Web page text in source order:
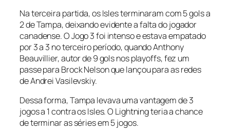
Na terceira partida, os Isles terminaram com 5 gols a
2 de Tampa, deixando evidente a falta do jogador
canadense. O Jogo 3 foi intenso e estava empatado
por 3 a 3 no terceiro período, quando Anthony
Beauvillier, autor de 9 gols nos playoffs, fez um
passe para Brock Nelson que lançou para as redes
de Andrei Vasilevskiy.
Dessa forma, Tampa levava uma vantagem de 3
jogos a 1 contra os Isles. O Lightning teria a chance
de terminar as séries em 5 jogos.